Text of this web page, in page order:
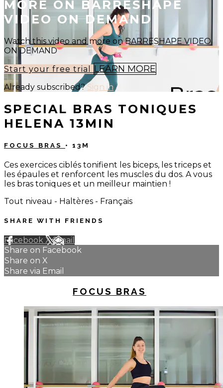
MORE ON BARRESHAPE
VIDEO ON DEMAND
Watch this video and more on BARRESHAPE VIDEO
ON DEMAND
Start your free trial
LEARN MORE
Already subscribed?Sign in
SPECIAL BRAS TONIQUES
HELENA 13MIN
FOCUS BRAS • 13M
Ces exercices ciblés tonifient les biceps, les triceps et
les épaules et renforcent les muscles du dos. A vous
les bras toniques et un meilleur maintien !
Tout niveau - Haltères - Français
SHARE WITH FRIENDS
Facebook XEmail
Share on Facebook
Share on X
Share via Email
FOCUS BRAS